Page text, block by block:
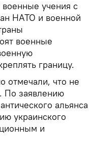
военные учения с
НАТО и военной
военные
границу.
отмечали, что не
По заявлению
альянса
украинского
и